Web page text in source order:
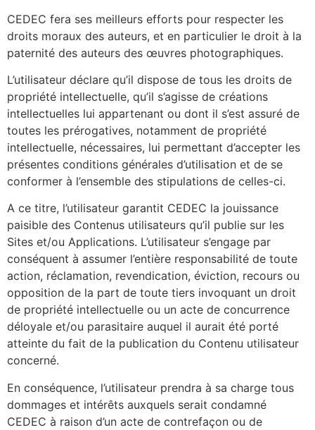
CEDEC fera ses meilleurs efforts pour respecter les
droits moraux des auteurs, et en particulier le droit à la
paternité des auteurs des œuvres photographiques.
L’utilisateur déclare qu’il dispose de tous les droits de
propriété intellectuelle, qu’il s’agisse de créations
intellectuelles lui appartenant ou dont il s’est assuré de
toutes les prérogatives, notamment de propriété
intellectuelle, nécessaires, lui permettant d’accepter les
présentes conditions générales d’utilisation et de se
conformer à l’ensemble des stipulations de celles-ci.
A ce titre, l’utilisateur garantit CEDEC la jouissance
paisible des Contenus utilisateurs qu’il publie sur les
Sites et/ou Applications. L’utilisateur s’engage par
conséquent à assumer l’entière responsabilité de toute
action, réclamation, revendication, éviction, recours ou
opposition de la part de toute tiers invoquant un droit
de propriété intellectuelle ou un acte de concurrence
déloyale et/ou parasitaire auquel il aurait été porté
atteinte du fait de la publication du Contenu utilisateur
concerné.
En conséquence, l’utilisateur prendra à sa charge tous
dommages et intérêts auxquels serait condamné
CEDEC à raison d’un acte de contrefaçon ou de